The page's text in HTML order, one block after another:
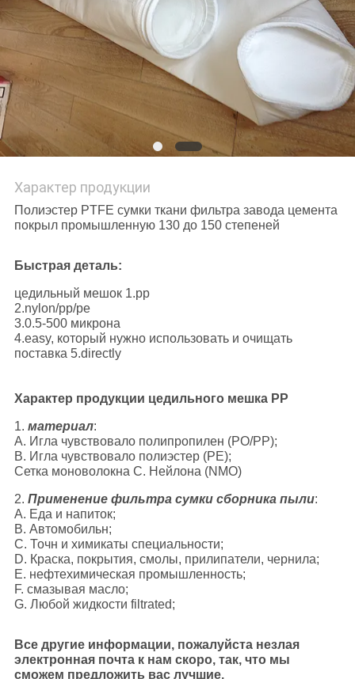
Характер продукции
Полиэстер PTFE сумки ткани фильтра завода цемента
покрыл промышленную 130 до 150 степеней
Быстрая деталь:
цедильный мешок 1.pp
2.nylon/pp/pe
3.0.5-500 микрона
4.easy, который нужно использовать и очищать
поставка 5.directly
Характер продукции цедильного мешка PP
1. материал:
A. Игла чувствовало полипропилен (PO/PP);
B. Игла чувствовало полиэстер (PE);
Сетка моноволокна C. Нейлона (NMO)
2. Применение фильтра сумки сборника пыли:
A. Еда и напиток;
B. Автомобильн;
C. Точн и химикаты специальности;
D. Краска, покрытия, смолы, прилипатели, чернила;
E. нефтехимическая промышленность;
F. смазывая масло;
G. Любой жидкости filtrated;
Все другие информации, пожалуйста незлая
электронная почта к нам скоро, так, что мы
сможем предложить вас лучшие.